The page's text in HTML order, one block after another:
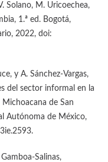
Solano, M. Uricoechea,
1.ª ed. Bogotá,
2022, doi:
y A. Sánchez-Vargas,
del sector informal en la
de San
Autónoma de México,
Salinas,